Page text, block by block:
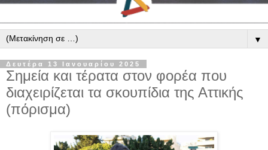
▼
Δευτέρα 13 Ιανουαρίου 2025
Σημεία και τέρατα στον φορέα που
διαχειρίζεται τα σκουπίδια της Αττικής
(πόρισμα)